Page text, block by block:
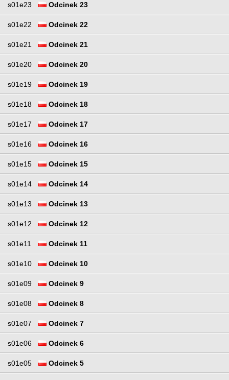
s01e23 Odcinek 23
s01e22 Odcinek 22
s01e21 Odcinek 21
s01e20 Odcinek 20
s01e19 Odcinek 19
s01e18 Odcinek 18
s01e17 Odcinek 17
s01e16 Odcinek 16
s01e15 Odcinek 15
s01e14 Odcinek 14
s01e13 Odcinek 13
s01e12 Odcinek 12
s01e11 Odcinek 11
s01e10 Odcinek 10
s01e09 Odcinek 9
s01e08 Odcinek 8
s01e07 Odcinek 7
s01e06 Odcinek 6
s01e05 Odcinek 5